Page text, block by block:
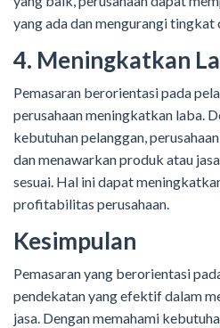
yang ada dan mengurangi tingkat
4. Meningkatkan
Pemasaran berorientasi pada
perusahaan meningkatkan laba.
kebutuhan pelanggan,
dan menawarkan produk atau
sesuai. Hal ini dapat
profitabilitas perusahaan.
Kesimpulan
Pemasaran yang berorientasi
pendekatan yang efektif dalam
jasa. Dengan memahami